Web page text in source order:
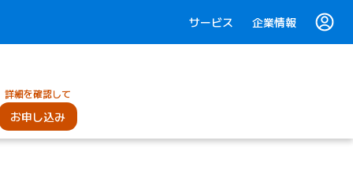
サービス 企業情報
詳細を確認して
お申し込み